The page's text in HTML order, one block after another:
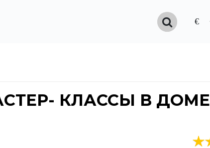
€
КЛАССЫ В ДОМЕ